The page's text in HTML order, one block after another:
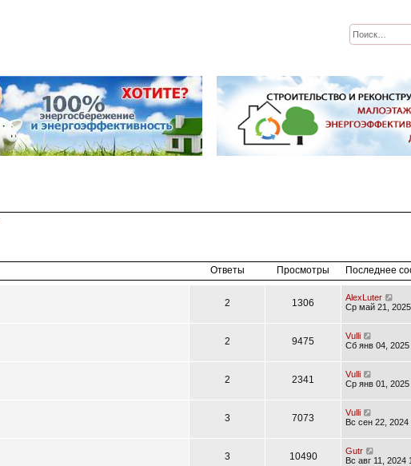
Ответы Просмотры Последнее
2 1306
AlexLuter
Ср май 21,
2 9475
Vulli
Сб янв 04, 2025
2 2341
Vulli
Ср янв 01, 2025
3 7073
Vulli
Вс сен 22, 2024
3 10490
Gutr
Вс авг 11, 2024